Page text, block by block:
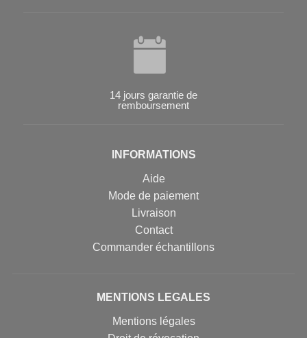
14 jours garantie de
remboursement
INFORMATIONS
Aide
Mode de paiement
Livraison
Contact
Commander échantillons
MENTIONS LEGALES
Mentions légales